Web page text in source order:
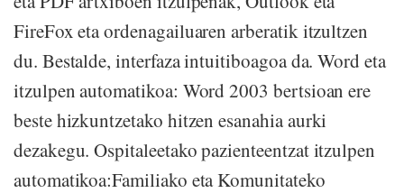
FireFox eta ordenagailuaren arberatik itzultzen
du. Bestalde, interfaza intuitiboagoa da. Word eta
itzulpen automatikoa: Word 2003 bertsioan ere
beste hizkuntzetako hitzen esanahia aurki
dezakegu. Ospitaleetako pazienteentzat itzulpen
automatikoa:Familiako eta Komunitateko